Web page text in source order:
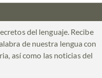
del lenguaje. Recibe
de nuestra lengua con
así como las noticias del